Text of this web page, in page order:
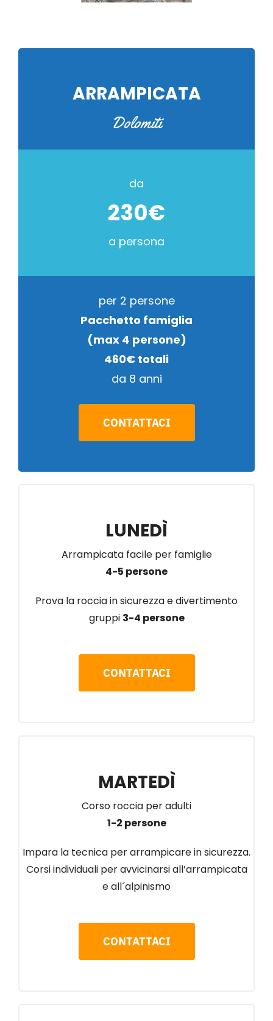
ARRAMPICATA
Dolomiti
da
230€
a persona
per 2 persone
Pacchetto famiglia
(max 4 persone)
460€ totali
da 8 anni
CONTATTACI
LUNEDÌ
Arrampicata facile per famiglie
4-5 persone
Prova la roccia in sicurezza e divertimento
gruppi 3-4 persone
CONTATTACI
MARTEDÌ
Corso roccia per adulti
1-2 persone
Impara la tecnica per arrampicare in sicurezza.
Corsi individuali per avvicinarsi all’arrampicata
e all´alpinismo
CONTATTACI